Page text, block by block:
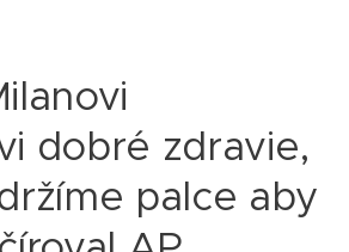
dobré zdravie,
palce aby